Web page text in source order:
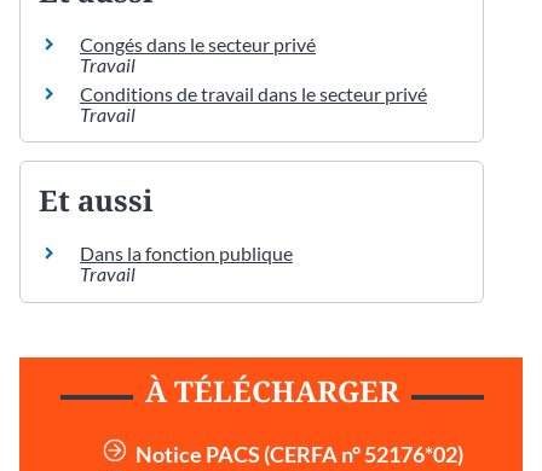
Congés dans le secteur privé
Travail
Conditions de travail dans le secteur privé
Travail
Et aussi
Dans la fonction publique
Travail
À TÉLÉCHARGER
Notice PACS (CERFA n° 52176*02)